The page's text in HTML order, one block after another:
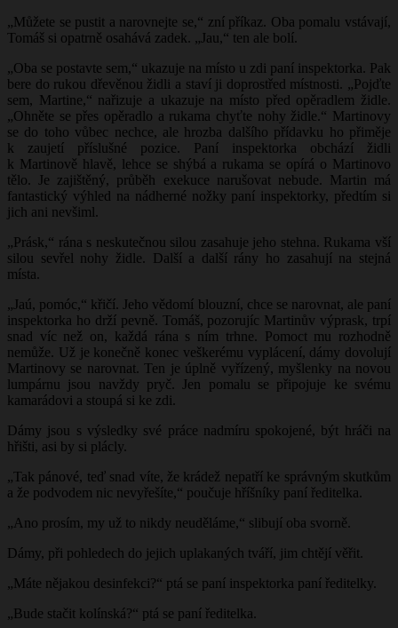
„Můžete se pustit a narovnejte se,“ zní příkaz. Oba pomalu vstávají,
Tomáš si opatrně osahává zadek. „Jau,“ ten ale bolí.
„Oba se postavte sem,“ ukazuje na místo u zdi paní inspektorka. Pak
bere do rukou dřevěnou židli a staví ji doprostřed místnosti. „Pojďte
sem, Martine,“ nařizuje a ukazuje na místo před opěradlem židle.
„Ohněte se přes opěradlo a rukama chyťte nohy židle.“ Martinovy
se do toho vůbec nechce, ale hrozba dalšího přídavku ho přiměje
k zaujetí příslušné pozice. Paní inspektorka obchází židli
k Martinově hlavě, lehce se shýbá a rukama se opírá o Martinovo
tělo. Je zajištěný, průběh exekuce narušovat nebude. Martin má
fantastický výhled na nádherné nožky paní inspektorky, předtím si
jich ani nevšiml.
„Prásk,“ rána s neskutečnou silou zasahuje jeho stehna. Rukama vší
silou sevřel nohy židle. Další a další rány ho zasahují na stejná
místa.
„Jaú, pomóc,“ křičí. Jeho vědomí blouzní, chce se narovnat, ale paní
inspektorka ho drží pevně. Tomáš, pozorujíc Martinův výprask, trpí
snad víc než on, každá rána s ním trhne. Pomoct mu rozhodně
nemůže. Už je konečně konec veškerému vyplácení, dámy dovolují
Martinovy se narovnat. Ten je úplně vyřízený, myšlenky na novou
lumpárnu jsou navždy pryč. Jen pomalu se připojuje ke svému
kamarádovi a stoupá si ke zdi.
Dámy jsou s výsledky své práce nadmíru spokojené, být hráči na
hřišti, asi by si plácly.
„Tak pánové, teď snad víte, že krádež nepatří ke správným skutkům
a že podvodem nic nevyřešíte,“ poučuje hříšníky paní ředitelka.
„Ano prosím, my už to nikdy neuděláme,“ slibují oba svorně.
Dámy, při pohledech do jejich uplakaných tváří, jim chtějí věřit.
„Máte nějakou desinfekci?“ ptá se paní inspektorka paní ředitelky.
„Bude stačit kolínská?“ ptá se paní ředitelka.